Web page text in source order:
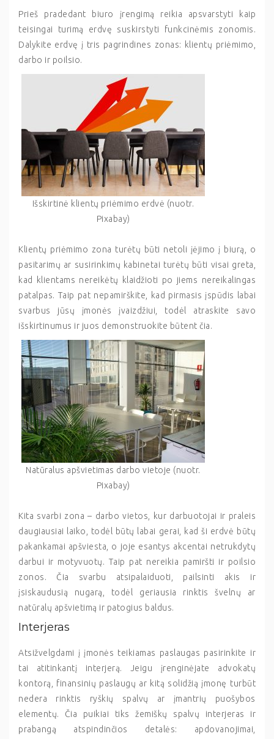
Prieš pradedant biuro įrengimą reikia apsvarstyti kaip
teisingai turimą erdvę suskirstyti funkcinėmis zonomis.
Dalykite erdvę į tris pagrindines zonas: klientų priėmimo,
darbo ir poilsio.
Išskirtinė klientų priėmimo erdvė (nuotr.
Pixabay)
Klientų priėmimo zona turėtų būti netoli įėjimo į biurą, o
pasitarimų ar susirinkimų kabinetai turėtų būti visai greta,
kad klientams nereikėtų klaidžioti po jiems nereikalingas
patalpas. Taip pat nepamirškite, kad pirmasis įspūdis labai
svarbus jūsų įmonės įvaizdžiui, todėl atraskite savo
išskirtinumus ir juos demonstruokite būtent čia.
Natūralus apšvietimas darbo vietoje (nuotr.
Pixabay)
Kita svarbi zona – darbo vietos, kur darbuotojai ir praleis
daugiausiai laiko, todėl būtų labai gerai, kad ši erdvė būtų
pakankamai apšviesta, o joje esantys akcentai netrukdytų
darbui ir motyvuotų. Taip pat nereikia pamiršti ir poilsio
zonos. Čia svarbu atsipalaiduoti, pailsinti akis ir
įsiskaudusią nugarą, todėl geriausia rinktis švelnų ar
natūralų apšvietimą ir patogius baldus.
Interjeras
Atsižvelgdami į įmonės teikiamas paslaugas pasirinkite ir
tai atitinkantį interjerą. Jeigu įrenginėjate advokatų
kontorą, finansinių paslaugų ar kitą solidžią įmonę turbūt
nedera rinktis ryškių spalvų ar įmantrių puošybos
elementų. Čia puikiai tiks žemiškų spalvų interjeras ir
prabangą atspindinčios detalės: apdovanojimai,